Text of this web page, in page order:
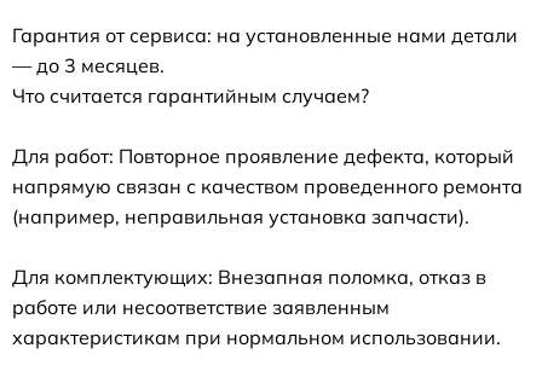
Гарантия от сервиса: на установленные нами детали
— до 3 месяцев.
Что считается гарантийным случаем?
Для работ: Повторное проявление дефекта, который
напрямую связан с качеством проведенного ремонта
(например, неправильная установка запчасти).
Для комплектующих: Внезапная поломка, отказ в
работе или несоответствие заявленным
характеристикам при нормальном использовании.